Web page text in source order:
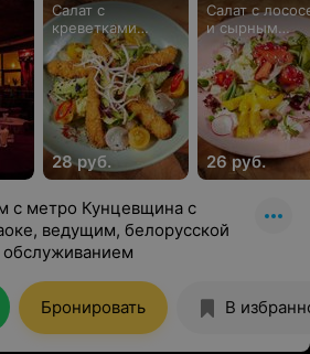
Салат с
креветками
темпура
28 руб.
Салат с
и сырным
муссом
26 руб.
с метро Кунцевщина с
ведущим, белорусской
Бронировать В